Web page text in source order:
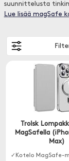
suunnittelusta
Lue lisää magSafe
Trolsk
MagSafella
Max)
✓Kotelo MagSafe-